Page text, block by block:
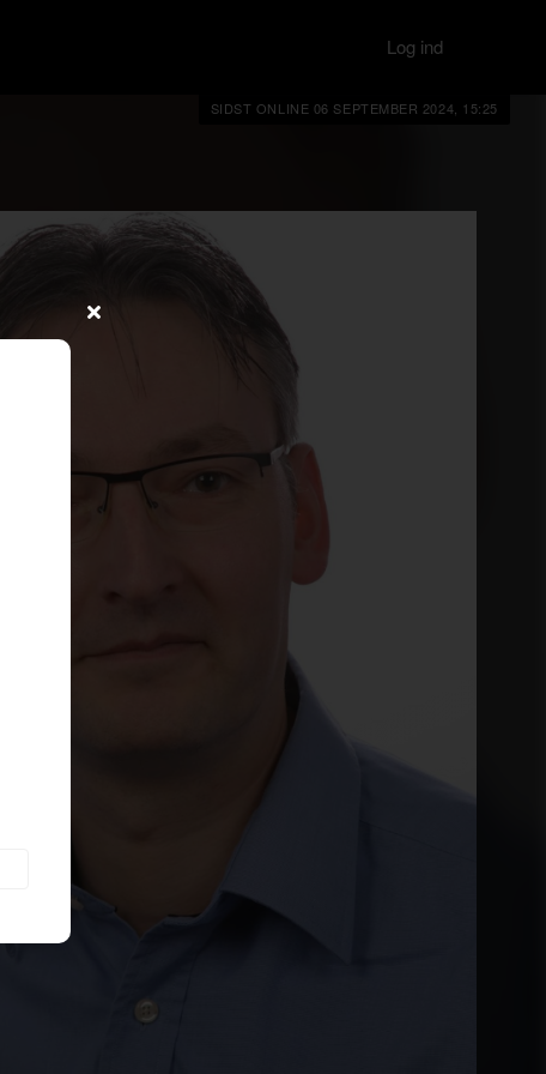
Log ind
SIDST ONLINE 06 SEPTEMBER 2024, 15:25